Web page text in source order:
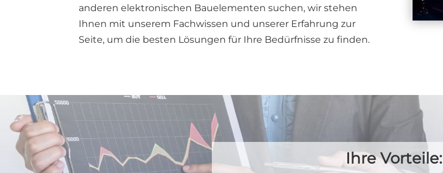
anderen elektronischen Bauelementen suchen, wir stehen
Ihnen mit unserem Fachwissen und unserer Erfahrung zur
Seite, um die besten Lösungen für Ihre Bedürfnisse zu finden.
Ihre Vorteile: